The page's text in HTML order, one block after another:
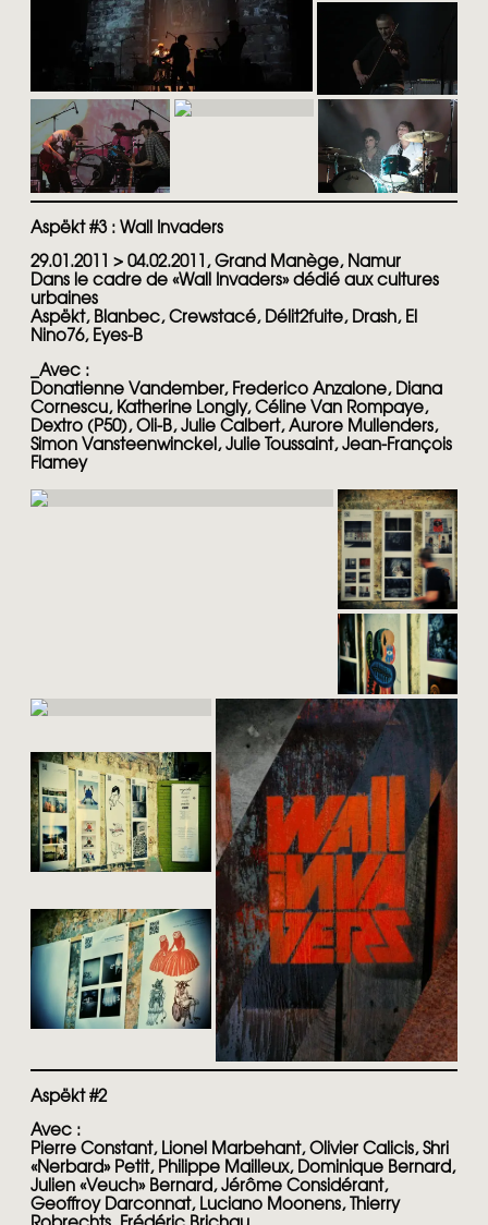
Aspëkt #3 : Wall Invaders
29.01.2011 > 04.02.2011, Grand Manège, Namur
Dans le cadre de «Wall Invaders» dédié aux cultures
urbaines
Aspëkt, Blanbec, Crewstacé, Délit2fuite, Drash, El
Nino76, Eyes-B
Avec :
Donatienne Vandember, Frederico Anzalone, Diana
Cornescu, Katherine Longly, Céline Van Rompaye,
Dextro (P50), Oli-B, Julie Calbert, Aurore Mullenders,
Simon Vansteenwinckel, Julie Toussaint, Jean-François
Flamey
Aspëkt #2
Avec :
Pierre Constant, Lionel Marbehant, Olivier Calicis, Shri
«Nerbard» Petit, Philippe Mailleux, Dominique Bernard,
Julien «Veuch» Bernard, Jérôme Considérant,
Geoffroy Darconnat, Luciano Moonens, Thierry